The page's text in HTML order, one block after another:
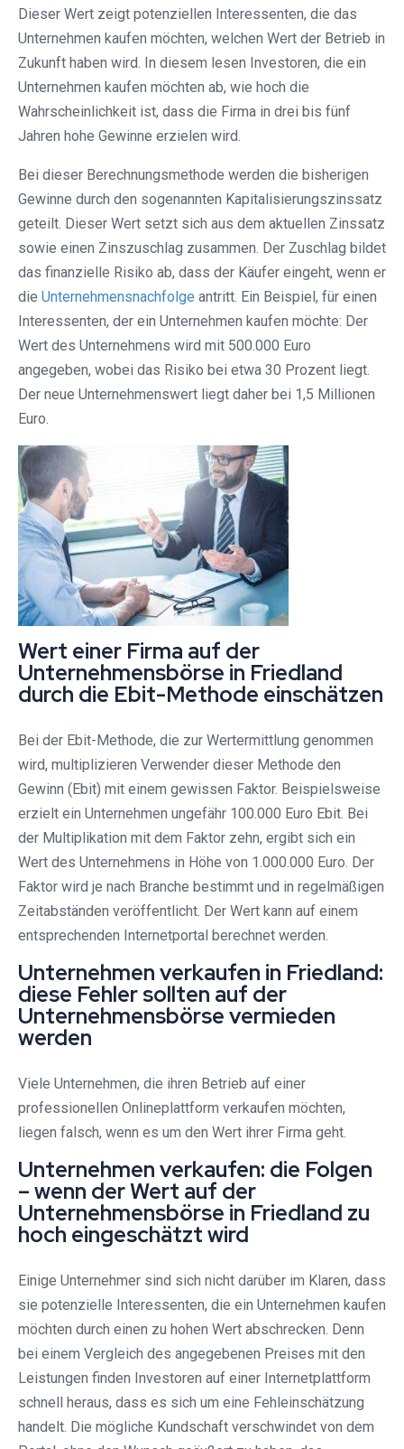
Dieser Wert zeigt potenziellen Interessenten, die das
Unternehmen kaufen möchten, welchen Wert der Betrieb in
Zukunft haben wird. In diesem lesen Investoren, die ein
Unternehmen kaufen möchten ab, wie hoch die
Wahrscheinlichkeit ist, dass die Firma in drei bis fünf
Jahren hohe Gewinne erzielen wird.
Bei dieser Berechnungsmethode werden die bisherigen
Gewinne durch den sogenannten Kapitalisierungszinssatz
geteilt. Dieser Wert setzt sich aus dem aktuellen Zinssatz
sowie einen Zinszuschlag zusammen. Der Zuschlag bildet
das finanzielle Risiko ab, dass der Käufer eingeht, wenn er
die Unternehmensnachfolge antritt. Ein Beispiel, für einen
Interessenten, der ein Unternehmen kaufen möchte: Der
Wert des Unternehmens wird mit 500.000 Euro
angegeben, wobei das Risiko bei etwa 30 Prozent liegt.
Der neue Unternehmenswert liegt daher bei 1,5 Millionen
Euro.
Wert einer Firma auf der
Unternehmensbörse in Friedland
durch die Ebit-Methode einschätzen
Bei der Ebit-Methode, die zur Wertermittlung genommen
wird, multiplizieren Verwender dieser Methode den
Gewinn (Ebit) mit einem gewissen Faktor. Beispielsweise
erzielt ein Unternehmen ungefähr 100.000 Euro Ebit. Bei
der Multiplikation mit dem Faktor zehn, ergibt sich ein
Wert des Unternehmens in Höhe von 1.000.000 Euro. Der
Faktor wird je nach Branche bestimmt und in regelmäßigen
Zeitabständen veröffentlicht. Der Wert kann auf einem
entsprechenden Internetportal berechnet werden.
Unternehmen verkaufen in Friedland:
diese Fehler sollten auf der
Unternehmensbörse vermieden
werden
Viele Unternehmen, die ihren Betrieb auf einer
professionellen Onlineplattform verkaufen möchten,
liegen falsch, wenn es um den Wert ihrer Firma geht.
Unternehmen verkaufen: die Folgen
– wenn der Wert auf der
Unternehmensbörse in Friedland zu
hoch eingeschätzt wird
Einige Unternehmer sind sich nicht darüber im Klaren, dass
sie potenzielle Interessenten, die ein Unternehmen kaufen
möchten durch einen zu hohen Wert abschrecken. Denn
bei einem Vergleich des angegebenen Preises mit den
Leistungen finden Investoren auf einer Internetplattform
schnell heraus, dass es sich um eine Fehleinschätzung
handelt. Die mögliche Kundschaft verschwindet von dem